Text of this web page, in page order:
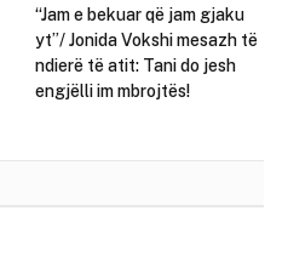
“Jam e bekuar që jam gjaku
yt”/ Jonida Vokshi mesazh të
ndierë të atit: Tani do jesh
engjëlli im mbrojtës!